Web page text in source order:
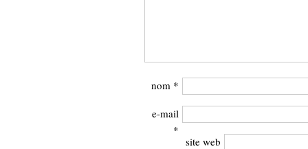
nom *
e-mail
*
site web